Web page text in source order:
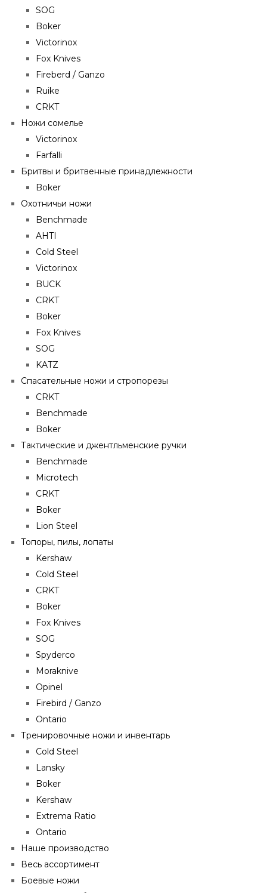
SOG
Boker
Victorinox
Fox Knives
Fireberd / Ganzo
Ruike
CRKT
Ножи сомелье
Victorinox
Farfalli
Бритвы и бритвенные принадлежности
Boker
Охотничьи ножи
Benchmade
AHTI
Cold Steel
Victorinox
BUCK
CRKT
Boker
Fox Knives
SOG
KATZ
Спасательные ножи и стропорезы
CRKT
Benchmade
Boker
Тактические и джентльменские ручки
Benchmade
Microtech
CRKT
Boker
Lion Steel
Топоры, пилы, лопаты
Kershaw
Cold Steel
CRKT
Boker
Fox Knives
SOG
Spyderco
Moraknive
Opinel
Firebird / Ganzo
Ontario
Тренировочные ножи и инвентарь
Cold Steel
Lansky
Boker
Kershaw
Extrema Ratio
Ontario
Наше производство
Весь ассортимент
Боевые ножи